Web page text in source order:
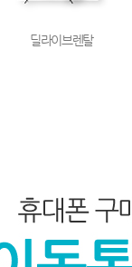
딜라이브렌탈